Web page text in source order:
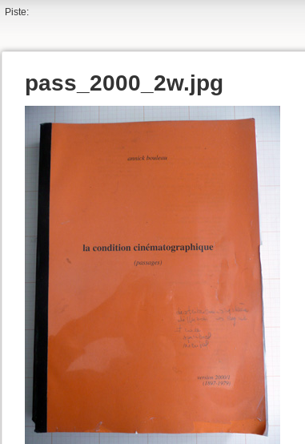
Piste:
pass_2000_2w.jpg